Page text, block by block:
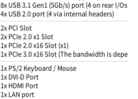
8x USB 3.1 Gen1 (5Gb/s) port (4 on rear I/Os
4x USB 2.0 port (4 via internal headers)
2x PCI Slot
2x PCIe 2.0 x1 Slot
1x PCIe 2.0 x16 Slot (x1)
1x PCIe 3.0 x16 Slot (The bandwidth is
1x PS/2 Keyboard / Mouse
1x DVI-D Port
1x HDMI Port
1x LAN port